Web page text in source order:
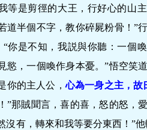
等是剪徑的大王，行好心的山
道半個不字，教你碎屍粉骨！”
“你是不知，我説與你聽：一個
慾，一個喚作身本憂。”悟空笑
你的主人公，心為一身之主，故
”那賊聞言，喜的喜，怒的怒，
沒有，轉來和我等要分東西！”